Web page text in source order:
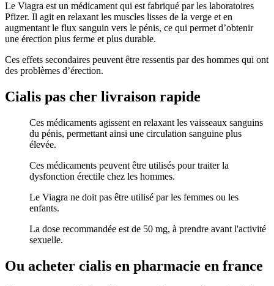
Le Viagra est un médicament qui est fabriqué par les laboratoires
Pfizer. Il agit en relaxant les muscles lisses de la verge et en
augmentant le flux sanguin vers le pénis, ce qui permet d’obtenir
une érection plus ferme et plus durable.
Ces effets secondaires peuvent être ressentis par des hommes qui ont
des problèmes d’érection.
Cialis pas cher livraison rapide
Ces médicaments agissent en relaxant les vaisseaux sanguins
du pénis, permettant ainsi une circulation sanguine plus
élevée.
Ces médicaments peuvent être utilisés pour traiter la
dysfonction érectile chez les hommes.
Le Viagra ne doit pas être utilisé par les femmes ou les
enfants.
La dose recommandée est de 50 mg, à prendre avant l'activité
sexuelle.
Ou acheter cialis en pharmacie en france